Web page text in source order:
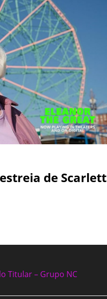
de Scarlett
Titular – Grupo NC